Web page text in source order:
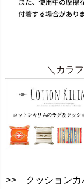
＼カラ
>> クッションカ